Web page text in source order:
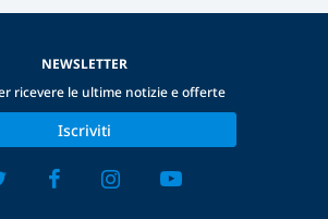
NEWSLETTER
ricevere le ultime notizie e offerte
Iscriviti